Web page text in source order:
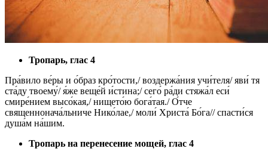
Тропарь, глас 4
Пра́вило ве́ры и о́браз кро́тости,/ воздержа́ния учи́теля/ яви́ тя
ста́ду твоему́/ я́же веще́й и́стина;/ сего́ ра́ди стяжа́л еси́
смире́нием высо́кая,/ нището́ю бога́тая./ О́тче
священнонача́льниче Нико́лае,/ моли́ Христа́ Бо́га// спасти́ся
душа́м на́шим.
Тропарь на перенесение мощей, глас 4